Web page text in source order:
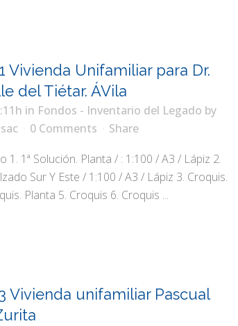
Vivienda Unifamiliar para Dr.
del Tiétar. ÁVila
in Fondos - Inventario del Legado by
0 Comments
Share
1. 1ª Solución. Planta / : 1:100 / A3 / Lápiz 2.
Sur Y Este / 1:100 / A3 / Lápiz 3. Croquis.
Planta 5. Croquis 6. Croquis ...
Vivienda unifamiliar Pascual